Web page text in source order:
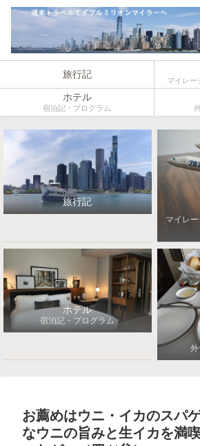
旅行記
マイレー
ホテル
宿泊記・プログラム
旅行記
マイレ
ホテル
宿泊記・プログラム
外
お薦めはウニ・イカのスパ
なウニの旨みと生イカを満